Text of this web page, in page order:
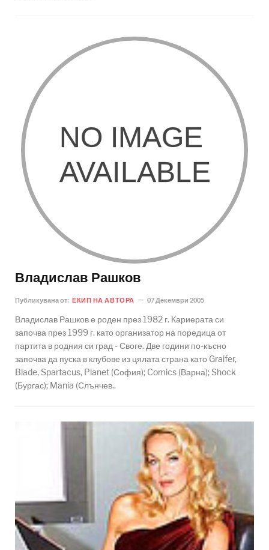
Владислав Рашков
Публикувана от: ЕКИП НА АВТОРА 07 Декември 2005
Владислав Рашков е роден през 1982 г. Кариерата си
започва през 1999 г. като организатор на поредица от
партита в родния си град - Своге. Две години по-късно
започва да пуска в клубове из цялата страна като Graifer,
Blade, Spartacus, Planet (София); Comics (Варна); Shock
(Бургас); Mania (Слънчев..